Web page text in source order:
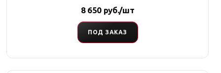
8 650 руб./шт
ПОД ЗАКАЗ